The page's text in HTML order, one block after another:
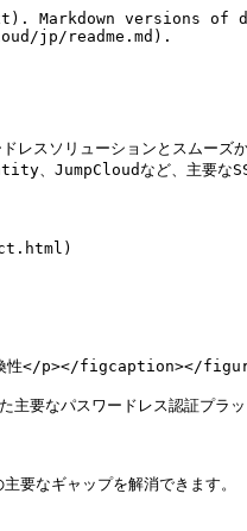
versions of
jp/readme.md).
ソリューションとスムーズ
など、主要なSSO
性</p></figcaption></
なパスワードレス認証プラッ
要なギャップを解消できます。